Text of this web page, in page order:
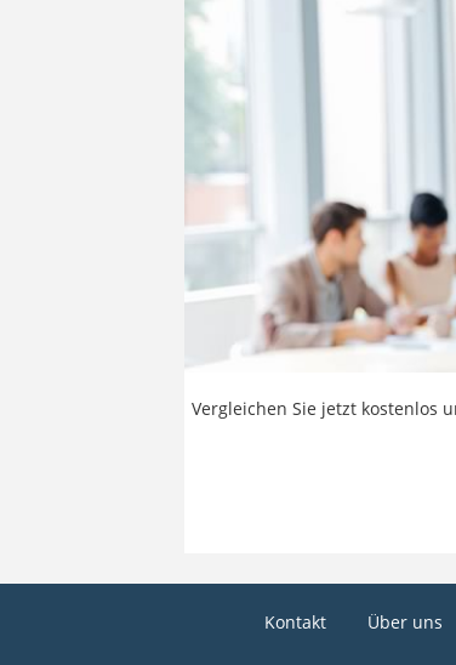
Vergleichen Sie jetzt kostenlos
Kontakt Über uns